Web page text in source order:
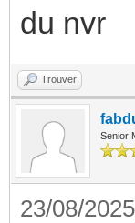
du nvr
Trouver
Senior
23/08/